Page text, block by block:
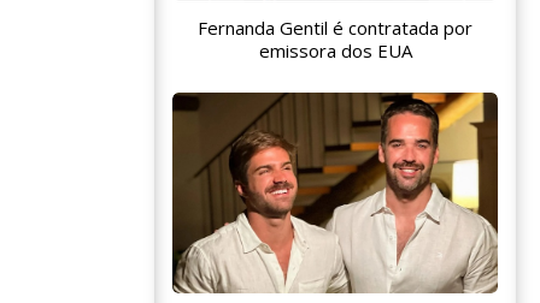
Fernanda Gentil é contratada por
emissora dos EUA